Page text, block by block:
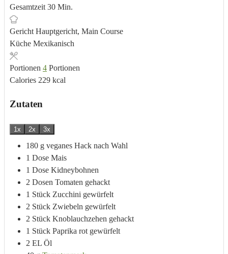
Gesamtzeit 30Minuten
Min.
Gericht Hauptgericht, Main Course
Küche Mexikanisch
Portionen 4 Portionen
Calories 229 kcal
Zutaten
1x 2x 3x
180 g veganes Hack nach Wahl
1 Dose Mais
1 Dose Kidneybohnen
2 Dosen Tomaten gehackt
1 Stück Zucchini gewürfelt
2 Stück Zwiebeln gewürfelt
2 Stück Knoblauchzehen gehackt
1 Stück Paprika rot gewürfelt
2 EL Öl